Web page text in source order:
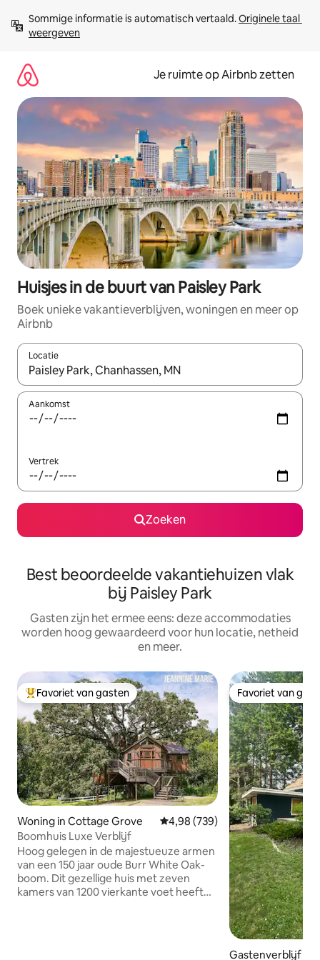
direct
naar
Sommige informatie is automatisch vertaald. Originele taal
weergeven
Je ruimte op Airbnb zetten
Huisjes in de buurt van Paisley Park
Boek unieke vakantieverblijven, woningen en meer op
Airbnb
Locatie
Wanneer er suggesties beschikbaar zijn, maak je een keuze
Aankomst
Vertrek
Zoeken
Best beoordeelde vakantiehuizen vlak
bij Paisley Park
Gasten zijn het ermee eens: deze accommodaties
worden hoog gewaardeerd voor hun locatie, netheid
en meer.
Topfavoriet van gasten
Favoriet van gasten
Woning in Cottage Grove Gemiddelde beoordeling van
4,98 (739)
Boomhuis Luxe Verblijf
Hoog gelegen in de majestueuze armen
van een 150 jaar oude Burr White Oak-
boom. Dit gezellige huis met zeven
kamers van 1200 vierkante voet heeft
Favoriet van
Favoriet van
Gastenverblijf in